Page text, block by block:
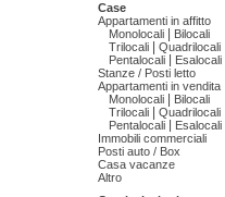
Case
Appartamenti in affitto
Monolocali
Bilocali
Trilocali
Quadrilocali
Pentalocali
Esalocali
Stanze / Posti letto
Appartamenti in vendita
Monolocali
Bilocali
Trilocali
Quadrilocali
Pentalocali
Esalocali
Immobili commerciali
Posti auto / Box
Casa vacanze
Altro